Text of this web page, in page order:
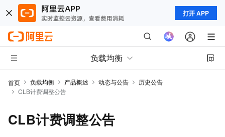
打开 APP
负载均衡
首页 负载均衡 产品概述 动态与公告
历史公告
CLB计费调整公告
CLB计费调整公告